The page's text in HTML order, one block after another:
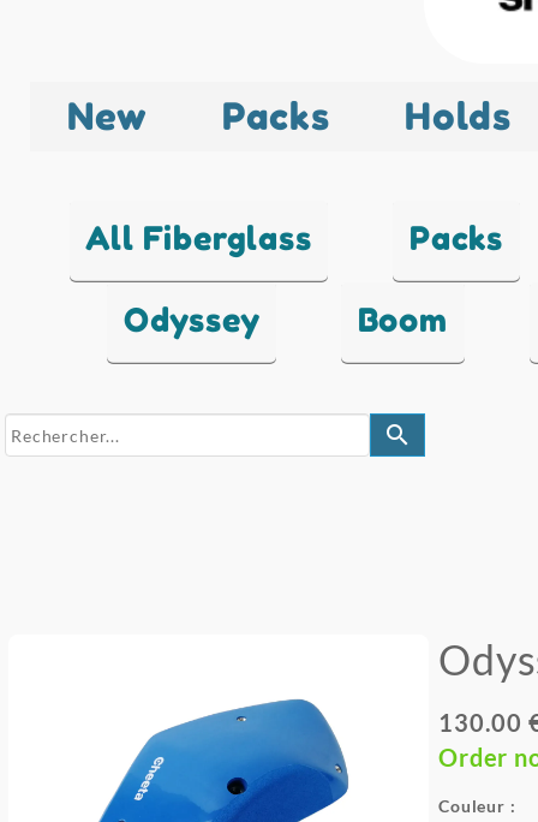
New Packs Holds
All Fiberglass Packs
Odyssey Boom
search
130.00
Order
Couleur :